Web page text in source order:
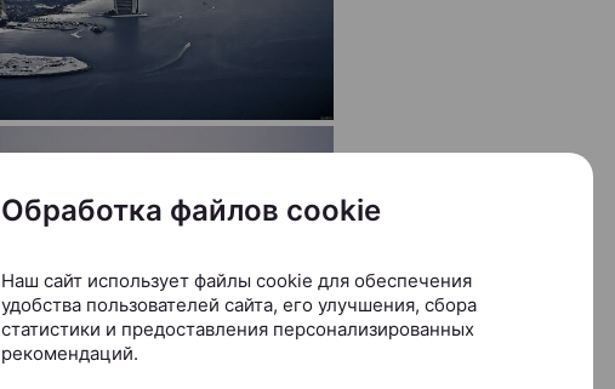
Обработка файлов cookie
Наш сайт использует файлы cookie для обеспечения
удобства пользователей сайта, его улучшения, сбора
статистики и предоставления персонализированных
рекомендаций.